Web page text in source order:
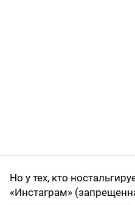
Но у тех, кто
«Инстаграм»